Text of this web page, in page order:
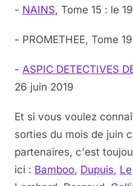
- NAINS, Tome 15 : le
- PROMETHEE, Tome
- ASPIC DETECTIVES
26 juin 2019
Et si vous voulez
sorties du mois de juin
partenaires, c'est
ici : Bamboo, Dupuis, Le